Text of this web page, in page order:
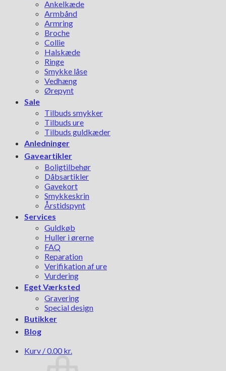
Ankelkæde
Armbånd
Armring
Broche
Collie
Halskæde
Ringe
Smykke låse
Vedhæng
Ørepynt
Sale
Tilbuds smykker
Tilbuds ure
Tilbuds guldkæder
Anledninger
Gaveartikler
Boligtilbehør
Dåbsartikler
Gavekort
Smykkeskrin
Årstidspynt
Services
Guldkøb
Huller i ørerne
FAQ
Reparation
Verifikation af ure
Vurdering
Eget Værksted
Gravering
Special design
Butikker
Blog
Kurv /0.00 kr.